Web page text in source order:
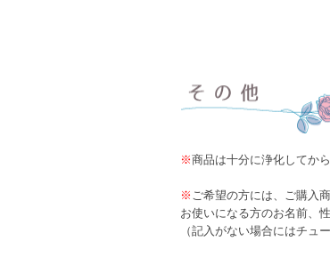
※商品は十分に浄化してか
※ ご希望の方には、ご購入
お使いになる方のお名前、
（記入がない場合にはチュ